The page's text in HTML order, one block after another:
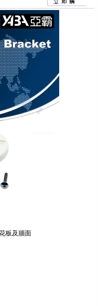
板及牆面